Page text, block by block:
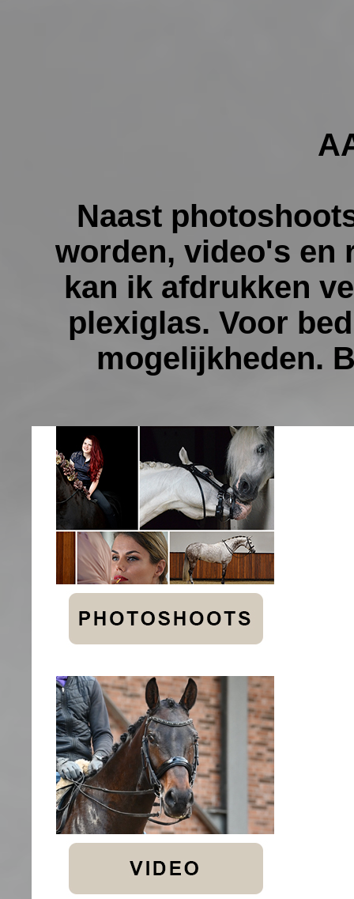
Naast
worden, video's en
kan ik afdrukken
plexiglas. Voor
mogelijkheden.